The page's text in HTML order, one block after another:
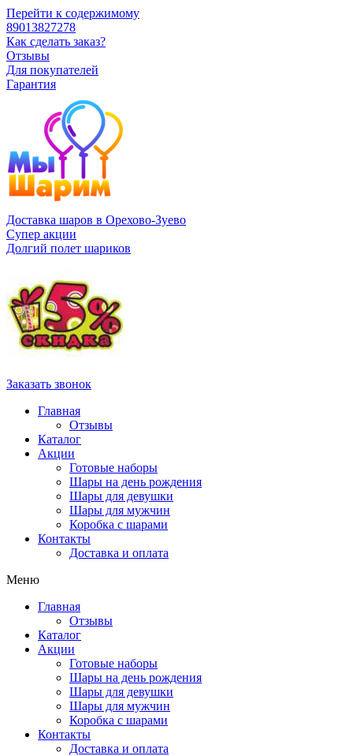
Перейти к содержимому
89013827278
Как сделать заказ?
Отзывы
Для покупателей
Гарантия
Доставка шаров в Орехово-Зуево
Супер акции
Долгий полет шариков
Заказать звонок
Главная
Отзывы
Каталог
Акции
Готовые наборы
Шары на день рождения
Шары для девушки
Шары для мужчин
Коробка с шарами
Контакты
Доставка и оплата
Меню
Главная
Отзывы
Каталог
Акции
Готовые наборы
Шары на день рождения
Шары для девушки
Шары для мужчин
Коробка с шарами
Контакты
Доставка и оплата